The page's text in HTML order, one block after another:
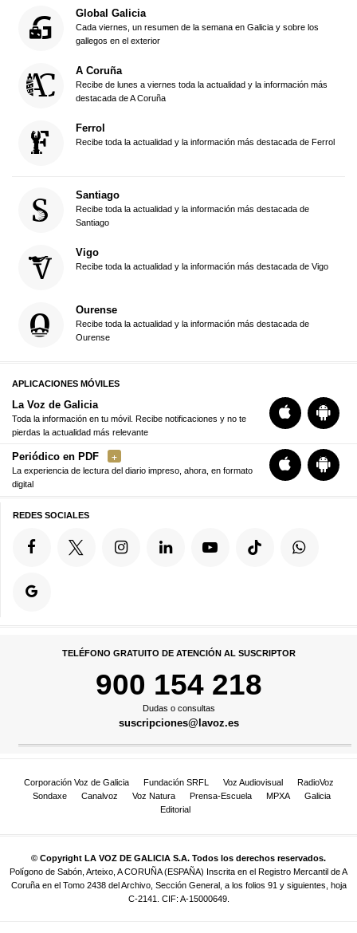
Global Galicia
Cada viernes, un resumen de la semana en Galicia y sobre los
gallegos en el exterior
A Coruña
Recibe de lunes a viernes toda la actualidad y la información más
destacada de A Coruña
Ferrol
Recibe toda la actualidad y la información más destacada de Ferrol
Santiago
Recibe toda la actualidad y la información más destacada de
Santiago
Vigo
Recibe toda la actualidad y la información más destacada de Vigo
Ourense
Recibe toda la actualidad y la información más destacada de
Ourense
APLICACIONES MÓVILES
La Voz de Galicia
Toda la información en tu móvil. Recibe notificaciones y no te
pierdas la actualidad más relevante
Periódico en PDF
La experiencia de lectura del diario impreso, ahora, en formato
digital
REDES SOCIALES
TELÉFONO GRATUITO DE ATENCIÓN AL SUSCRIPTOR
900 154 218
Dudas o consultas
suscripciones@lavoz.es
Corporación Voz de Galicia Fundación SRFL Voz Audiovisual
RadioVoz
Sondaxe
Canalvoz Voz Natura Prensa-Escuela MPXA
Galicia
Editorial
© Copyright LA VOZ DE GALICIA S.A. Todos los derechos reservados.
Polígono de Sabón, Arteixo, A CORUÑA (ESPAÑA) Inscrita en el Registro Mercantil de A
Coruña en el Tomo 2438 del Archivo, Sección General, a los folios 91 y siguientes, hoja
C-2141. CIF: A-15000649.